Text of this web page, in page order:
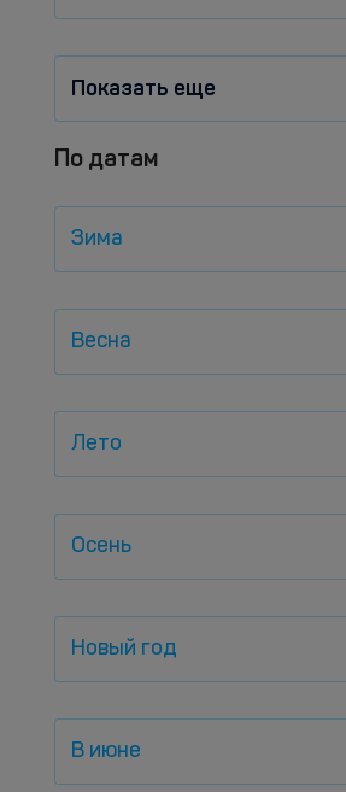
Показать еще
По датам
Зима
Весна
Лето
Осень
Новый год
В июне